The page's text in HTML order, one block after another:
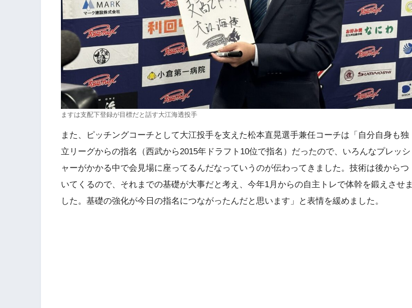
ますは支配下登録が目標だと話す大江海透投手
また、ピッチングコーチとして大江投手を支えた松本直晃選手兼任コーチは「自分自身も独
立リーグからの指名（西武から2015年ドラフト10位で指名）だったので、いろんなプレッシ
ャーがかかる中で会見場に座ってるんだなっていうのが伝わってきました。技術は後からつ
いてくるので、それまでの基礎が大事だと考え、今年1月からの自主トレで体幹を鍛えさせま
した。基礎の強化が今日の指名につながったんだと思います」と表情を緩めました。